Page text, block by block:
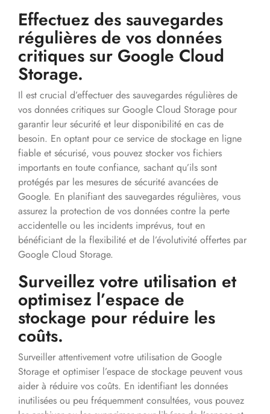
Effectuez des sauvegardes
régulières de vos données
critiques sur Google Cloud
Storage.
Il est crucial d’effectuer des sauvegardes régulières de
vos données critiques sur Google Cloud Storage pour
garantir leur sécurité et leur disponibilité en cas de
besoin. En optant pour ce service de stockage en ligne
fiable et sécurisé, vous pouvez stocker vos fichiers
importants en toute confiance, sachant qu’ils sont
protégés par les mesures de sécurité avancées de
Google. En planifiant des sauvegardes régulières, vous
assurez la protection de vos données contre la perte
accidentelle ou les incidents imprévus, tout en
bénéficiant de la flexibilité et de l’évolutivité offertes par
Google Cloud Storage.
Surveillez votre utilisation et
optimisez l’espace de
stockage pour réduire les
coûts.
Surveiller attentivement votre utilisation de Google
Storage et optimiser l’espace de stockage peuvent vous
aider à réduire vos coûts. En identifiant les données
inutilisées ou peu fréquemment consultées, vous pouvez